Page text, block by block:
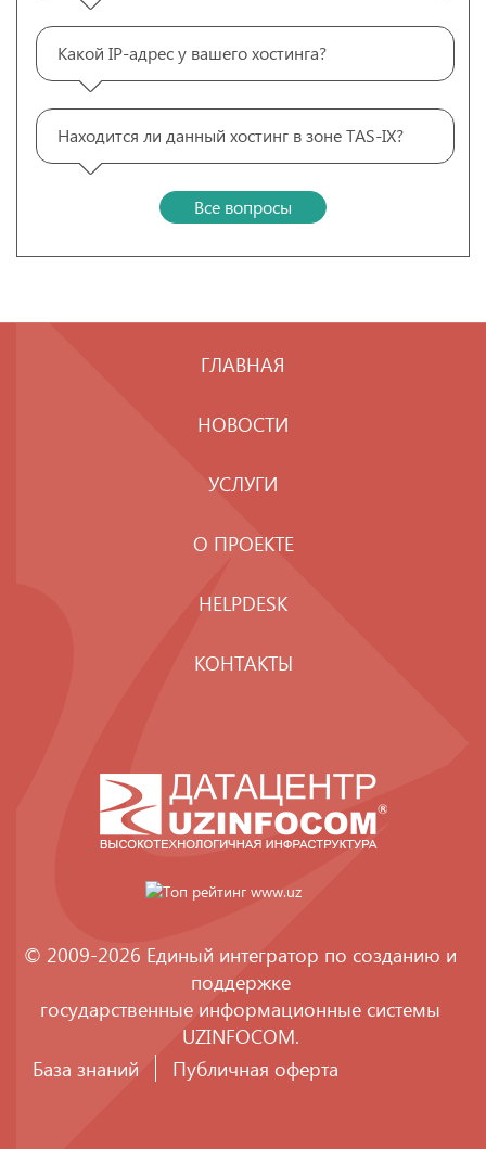
Какой IP-адрес у вашего хостинга?
Находится ли данный хостинг в зоне TAS-IX?
Все вопросы
ГЛАВНАЯ
НОВОСТИ
УСЛУГИ
О ПРОЕКТЕ
HELPDESK
КОНТАКТЫ
© 2009-2026 Единый интегратор по созданию и
поддержке
государственные информационные системы
UZINFOCOM.
База знаний
Публичная оферта